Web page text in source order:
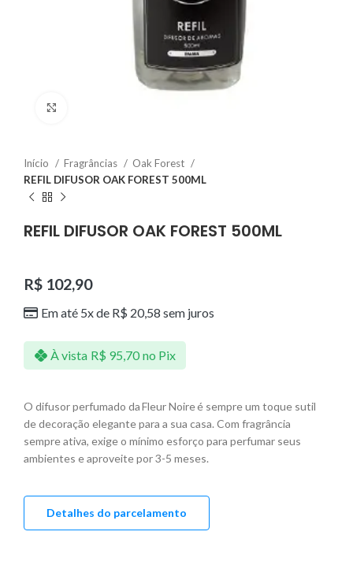
Início Fragrâncias
Oak Forest
REFIL DIFUSOR OAK FOREST 500ML
REFIL DIFUSOR OAK FOREST 500ML
R$ 102,90
Em até 5x de R$ 20,58 sem juros
À vista R$ 95,70 no Pix
O difusor perfumado da Fleur Noire é sempre um toque sutil
de decoração elegante para a sua casa. Com fragrância
sempre ativa, exige o mínimo esforço para perfumar seus
ambientes e aproveite por 3-5 meses.
Detalhes do parcelamento